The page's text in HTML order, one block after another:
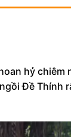
hỷ chiêm
Đề Thính